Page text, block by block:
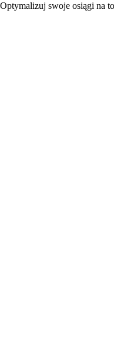
Optymalizuj swoje osiągi na